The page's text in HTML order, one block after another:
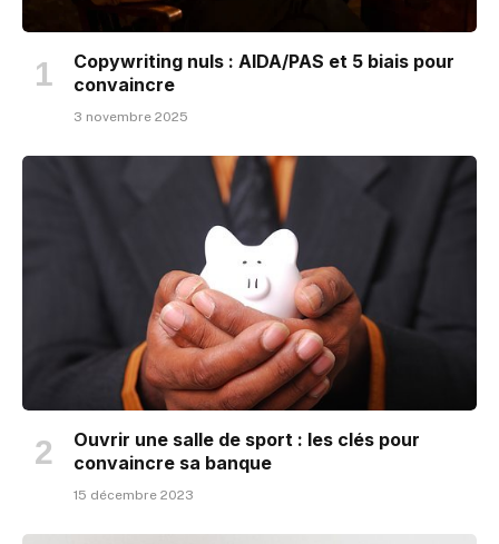
Copywriting nuls : AIDA/PAS et 5 biais pour
convaincre
3 novembre 2025
Ouvrir une salle de sport : les clés pour
convaincre sa banque
15 décembre 2023